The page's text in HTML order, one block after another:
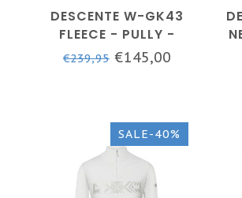
DESCENTE W-GK43
FLEECE - PULLY -
DAMES - ORANJE
€239,95€145,00
SALE-40%